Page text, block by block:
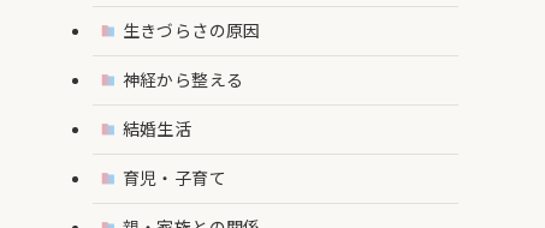
生きづらさの原因
神経から整える
結婚生活
育児・子育て